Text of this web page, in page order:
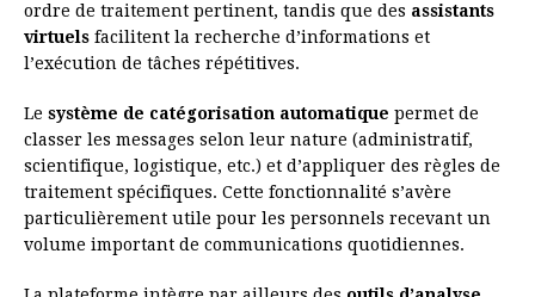
ordre de traitement pertinent, tandis que des assistants
virtuels facilitent la recherche d’informations et
l’exécution de tâches répétitives.
Le système de catégorisation automatique permet de
classer les messages selon leur nature (administratif,
scientifique, logistique, etc.) et d’appliquer des règles de
traitement spécifiques. Cette fonctionnalité s’avère
particulièrement utile pour les personnels recevant un
volume important de communications quotidiennes.